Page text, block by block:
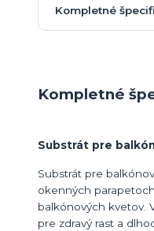
Kompletné
Kompletné
Substrát pre
Substrát pre
okenných
balkónových kvetov.
pre zdravý rast a